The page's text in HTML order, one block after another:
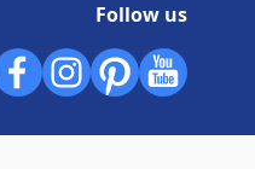
Follow us